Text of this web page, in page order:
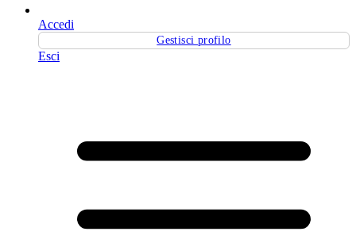
Accedi
Gestisci profilo
Esci